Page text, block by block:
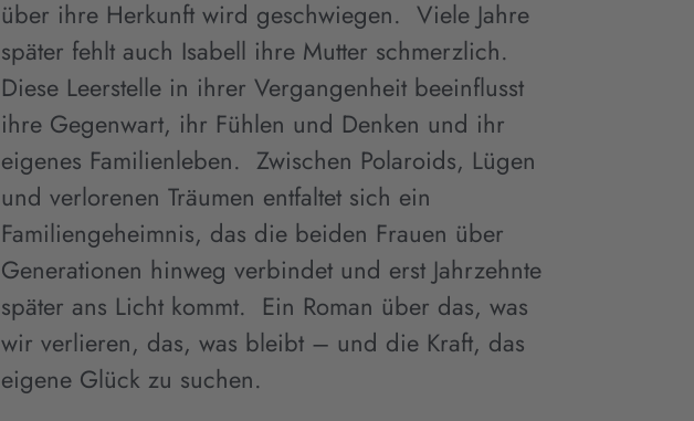
über ihre Herkunft wird geschwiegen. Viele Jahre
später fehlt auch Isabell ihre Mutter schmerzlich.
Diese Leerstelle in ihrer Vergangenheit beeinflusst
ihre Gegenwart, ihr Fühlen und Denken und ihr
eigenes Familienleben. Zwischen Polaroids, Lügen
und verlorenen Träumen entfaltet sich ein
Familiengeheimnis, das die beiden Frauen über
Generationen hinweg verbindet und erst Jahrzehnte
später ans Licht kommt. Ein Roman über das, was
wir verlieren, das, was bleibt – und die Kraft, das
eigene Glück zu suchen.